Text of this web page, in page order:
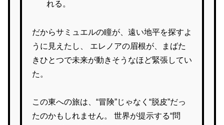
れる。
だからサミュエルの瞳が、遠い地平を探すよ
うに見えたし、 エレノアの眉根が、まばた
きひとつで未来が動きそうなほど緊張してい
た。
この東への旅は、“冒険”じゃなく“脱皮”だっ
たのかもしれません。 世界が提示する“問